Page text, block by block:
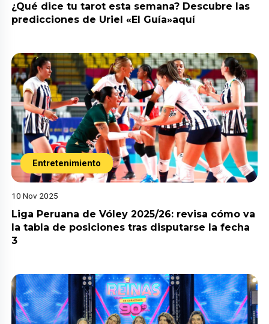
¿Qué dice tu tarot esta semana? Descubre las
predicciones de Uriel «El Guía»aquí
Entretenimiento
10 Nov 2025
Liga Peruana de Vóley 2025/26: revisa cómo va
la tabla de posiciones tras disputarse la fecha
3